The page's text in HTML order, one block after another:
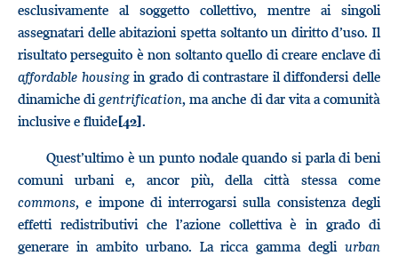
esclusivamente al soggetto collettivo, mentre ai singoli
assegnatari delle abitazioni spetta soltanto un diritto d’uso. Il
risultato perseguito è non soltanto quello di creare enclave di
affordable housingin grado di contrastare il diffondersi delle
dinamiche digentrification, ma anche di dar vita a comunità
inclusive e fluide[42].
Quest’ultimo è un punto nodale quando si parla di beni
comuni urbani e, ancor più, della città stessa come
commons, e impone di interrogarsi sulla consistenza degli
effetti redistributivi che l’azione collettiva è in grado di
generare in ambito urbano. La ricca gamma degli urban